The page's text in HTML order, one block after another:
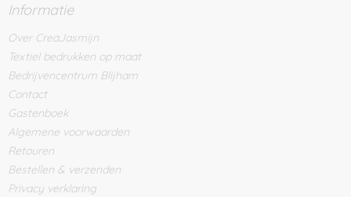
Informatie
Over CreaJasmijn
Textiel bedrukken op maat
Bedrijvencentrum Blijham
Contact
Gastenboek
Algemene voorwaarden
Retouren
Bestellen & verzenden
Privacy verklaring